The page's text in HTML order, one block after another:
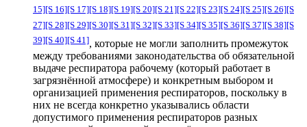
15][S 16][S 17][S 18][S 19][S 20][S 21][S 22][S 23][S 24][S 25][S 26][S
27][S 28][S 29][S 30][S 31][S 32][S 33][S 34][S 35][S 36][S 37][S 38][S
39][S 40][S 41], которые не могли заполнить промежуток
между требованиями законодательства об обязательной
выдаче респиратора рабочему (который работает в
загрязнённой атмосфере) и конкретным выбором и
организацией применения респираторов, поскольку в
них не всегда конкретно указывались области
допустимого применения респираторов разных